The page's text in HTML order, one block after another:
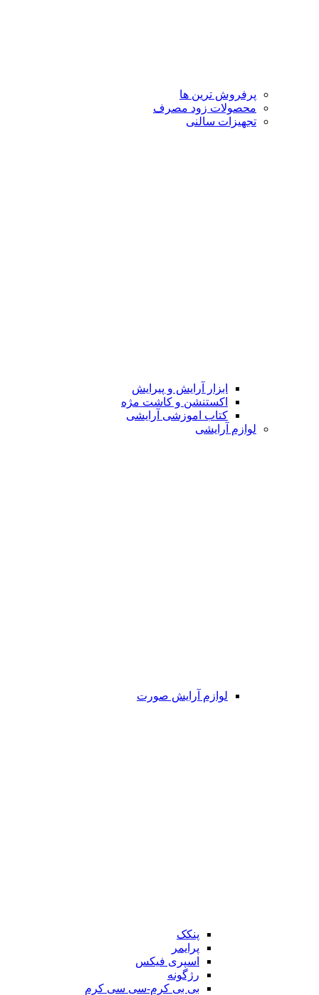
پرفروش ترین ها
محصولات زود مصرف
تجهیزات سالنی
ابزار آرایش و پیرایش
اکستنشن و کاشت مژه
کتاب اموزشی آرایشی
لوازم آرایشی
لوازم آرایش صورت
پنکک
پرایمر
اسپری فیکس
رژگونه
بی بی کرم-سی سی کرم